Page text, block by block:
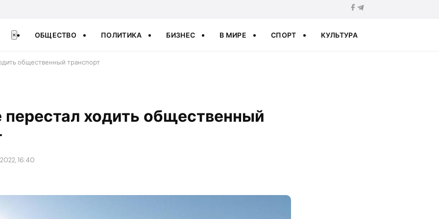
× ОБЩЕСТВО ПОЛИТИКА БИЗНЕС В МИРЕ СПОРТ КУЛЬТУРА
общественный транспорт
ходить общественный
16:40